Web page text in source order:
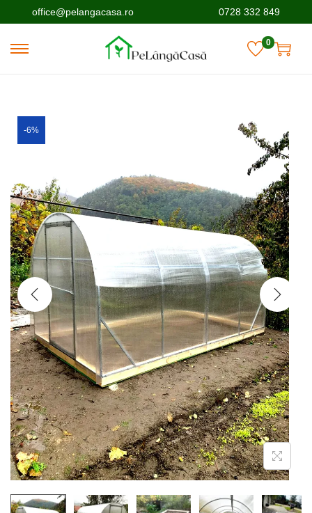
office@pelangacasa.ro 0728 332 849
0
-6%